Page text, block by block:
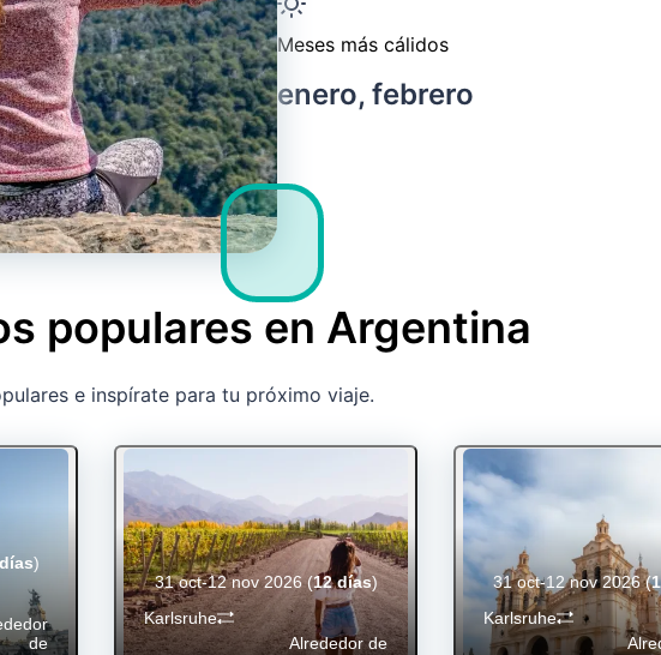
Meses más cálidos
enero, febrero
populares en Argentina
e inspírate para tu próximo viaje.
de
)
Alrededor de
Karlsruhe
31 oct-12 nov 2026(12 días)
Karlsruhe
31 oct-12 nov 2026(